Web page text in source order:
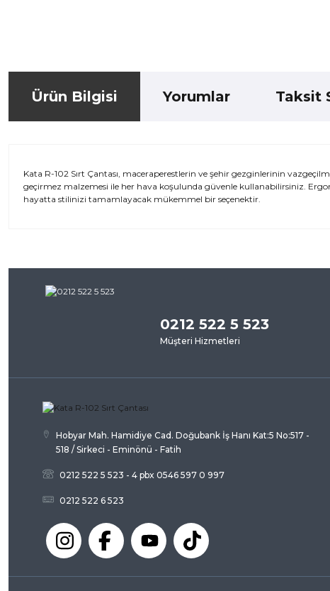
Ürün Bilgisi Yorumlar Taksit
Kata R-102 Sırt Çantası, maceraperestlerin ve şehir gezginlerinin
geçirmez malzemesi ile her hava koşulunda güvenle kullanabilirsiniz.
hayatta stilinizi tamamlayacak mükemmel bir seçenektir.
Görüş ve önerileriniz için teşekkür ederiz.
Ürün resmi kalitesiz, bozuk veya görüntülenemiyor.
Ürün açıklamasında eksik bilgiler bulunuyor.
Ürün fiyatı diğer sitelerden daha pahalı.
Bu ürüne benzer farklı alternatifler olmalı.
0212 522 5 523
Müşteri Hizmetleri
Hobyar Mah. Hamidiye Cad. Doğubank İş Hanı Kat:5 No:517 -
518 / Sirkeci - Eminönü - Fatih
0212 522 5 523 - 4 pbx 0546 597 0 997
0212 522 6 523